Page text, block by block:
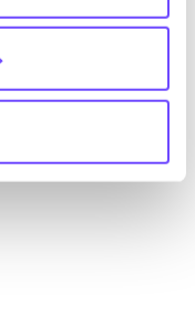
nuestra empresa.